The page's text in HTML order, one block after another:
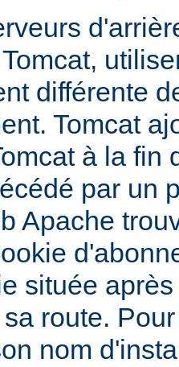
différente
Tomcat
à la fin
par un
Apache
située
route.
nom